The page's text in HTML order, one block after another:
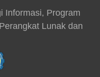
Informasi, Program
Lunak dan